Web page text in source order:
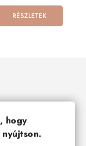
RÉSZLETEK
stílusos és tartós
közül, amelyek
hogy